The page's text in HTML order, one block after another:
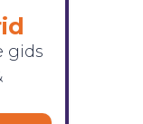
gids